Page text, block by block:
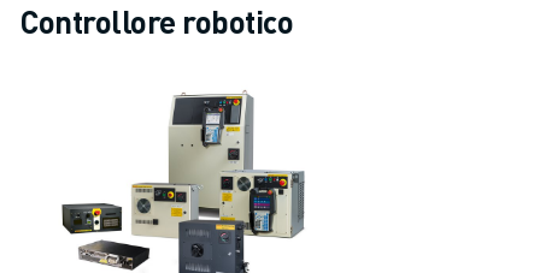
Controllore robotico